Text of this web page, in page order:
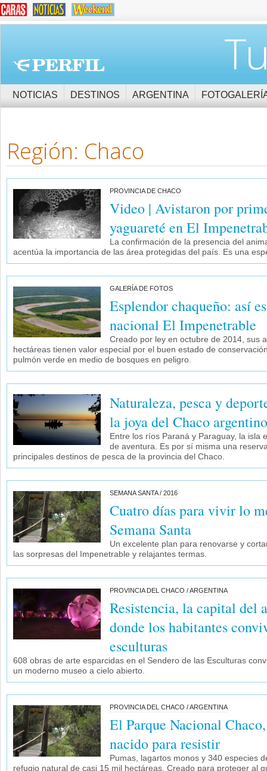
NOTICIAS DESTINOS ARGENTINA
Región: Chaco
PROVINCIA DE CHACO
Video | Avistaron por
yaguareté en El
La confirmación de la presencia del
acentúa la importancia de las área protegidas del país. Es una
GALERÍA DE FOTOS
Esplendor chaqueño: así
nacional El Impenetrable
Creado por ley en octubre de 2014, sus
hectáreas tienen valor especial por el buen estado de
pulmón verde en medio de bosques en peligro.
Naturaleza, pesca y
la joya del Chaco argentino
Entre los ríos Paraná y Paraguay, la isla
de aventura. Es por sí misma una
principales destinos de pesca de la provincia del Chaco.
SEMANA SANTA / 2016
Cuatro días para vivir lo
Semana Santa
Un excelente plan para renovarse y
las sorpresas del Impenetrable y relajantes termas.
PROVINCIA DEL CHACO / ARGENTINA
Resistencia, la capital del
donde los habitantes
esculturas
608 obras de arte esparcidas en el Sendero de las Esculturas
un moderno museo a cielo abierto.
PROVINCIA DEL CHACO / ARGENTINA
El Parque Nacional
nacido para resistir
Pumas, lagartos monos y 340 especies
refugio natural de casi 15 mil hectáreas. Creado para proteger al